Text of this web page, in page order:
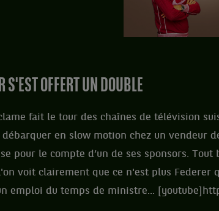
S'EST OFFERT UN DOUBLE
fait le tour des chaînes de télévision
débarquer en slow motion chez un vendeur
pour le compte d’un de ses sponsors.
voit clairement que ce n'est plus Federer
emploi du temps de ministre...